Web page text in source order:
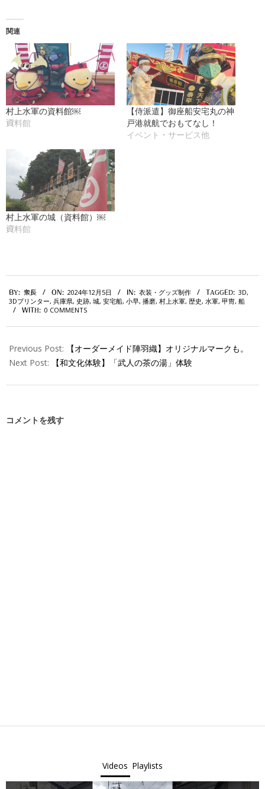
関連
村上水軍の資料館￼
資料館
【侍派遣】御座船安宅丸の神
戸港就航でおもてなし！
イベント・サービス他
村上水軍の城（資料館）￼
資料館
12-
05
BY: 衆長 ON: 2024年12月5日 IN: 衣装・グッズ制作 TAGGED: 3D,
3Dプリンター, 兵庫県, 史跡, 城, 安宅船, 小早, 播磨, 村上水軍, 歴史, 水軍, 甲冑, 船
WITH: 0 COMMENTS
Previous Post:
【オーダーメイド陣羽織】オリジナルマークも。
Next Post:
【和文化体験】「武人の茶の湯」体験
コメントを残す
Videos Playlists